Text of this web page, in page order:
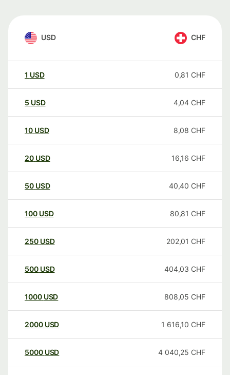
USD CHF
1 USD 0,81 CHF
5 USD 4,04 CHF
10 USD 8,08 CHF
20 USD 16,16 CHF
50 USD 40,40 CHF
100 USD 80,81 CHF
250 USD 202,01 CHF
500 USD 404,03 CHF
1000 USD 808,05 CHF
2000 USD 1 616,10 CHF
5000 USD 4 040,25 CHF